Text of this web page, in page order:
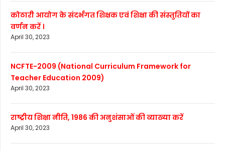
कोठारी आयोग के संदर्भगत शिक्षक एवं शिक्षा की संस्तुतियों का
वर्णन करें ।
April 30, 2023
NCFTE-2009 (National Curriculum Framework for
Teacher Education 2009)
April 30, 2023
राष्ट्रीय शिक्षा नीति, 1986 की अनुशंसाओं की व्याख्या करें
April 30, 2023